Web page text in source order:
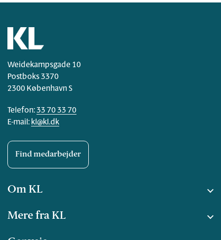
Weidekampsgade 10
Postboks 3370
2300 København S
Telefon:33 70 33 70
E-mail: kl@kl.dk
Find medarbejder
Om KL
Mere fra KL